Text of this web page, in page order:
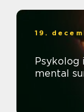
19.
Psykolog
mental